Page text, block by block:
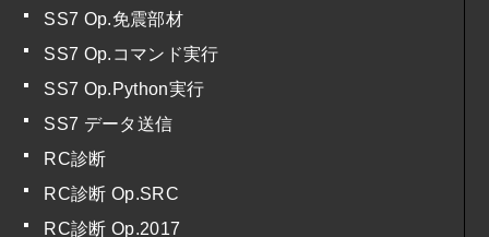
SS7 Op.免震部材
SS7 Op.コマンド実行
SS7 Op.Python実行
SS7 データ送信
RC診断
RC診断 Op.SRC
RC診断 Op.2017